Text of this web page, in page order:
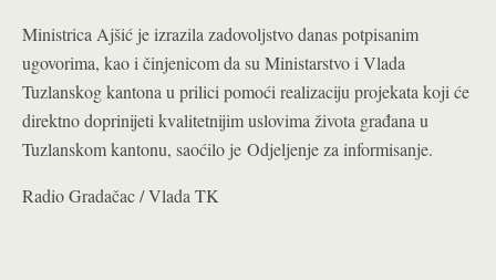
Ministrica Ajšić je izrazila zadovoljstvo danas potpisanim
ugovorima, kao i činjenicom da su Ministarstvo i Vlada
Tuzlanskog kantona u prilici pomoći realizaciju projekata koji će
direktno doprinijeti kvalitetnijim uslovima života građana u
Tuzlanskom kantonu, saoćilo je Odjeljenje za informisanje.
Radio Gradačac / Vlada TK